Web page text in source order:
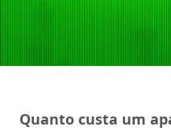
Quanto custa um